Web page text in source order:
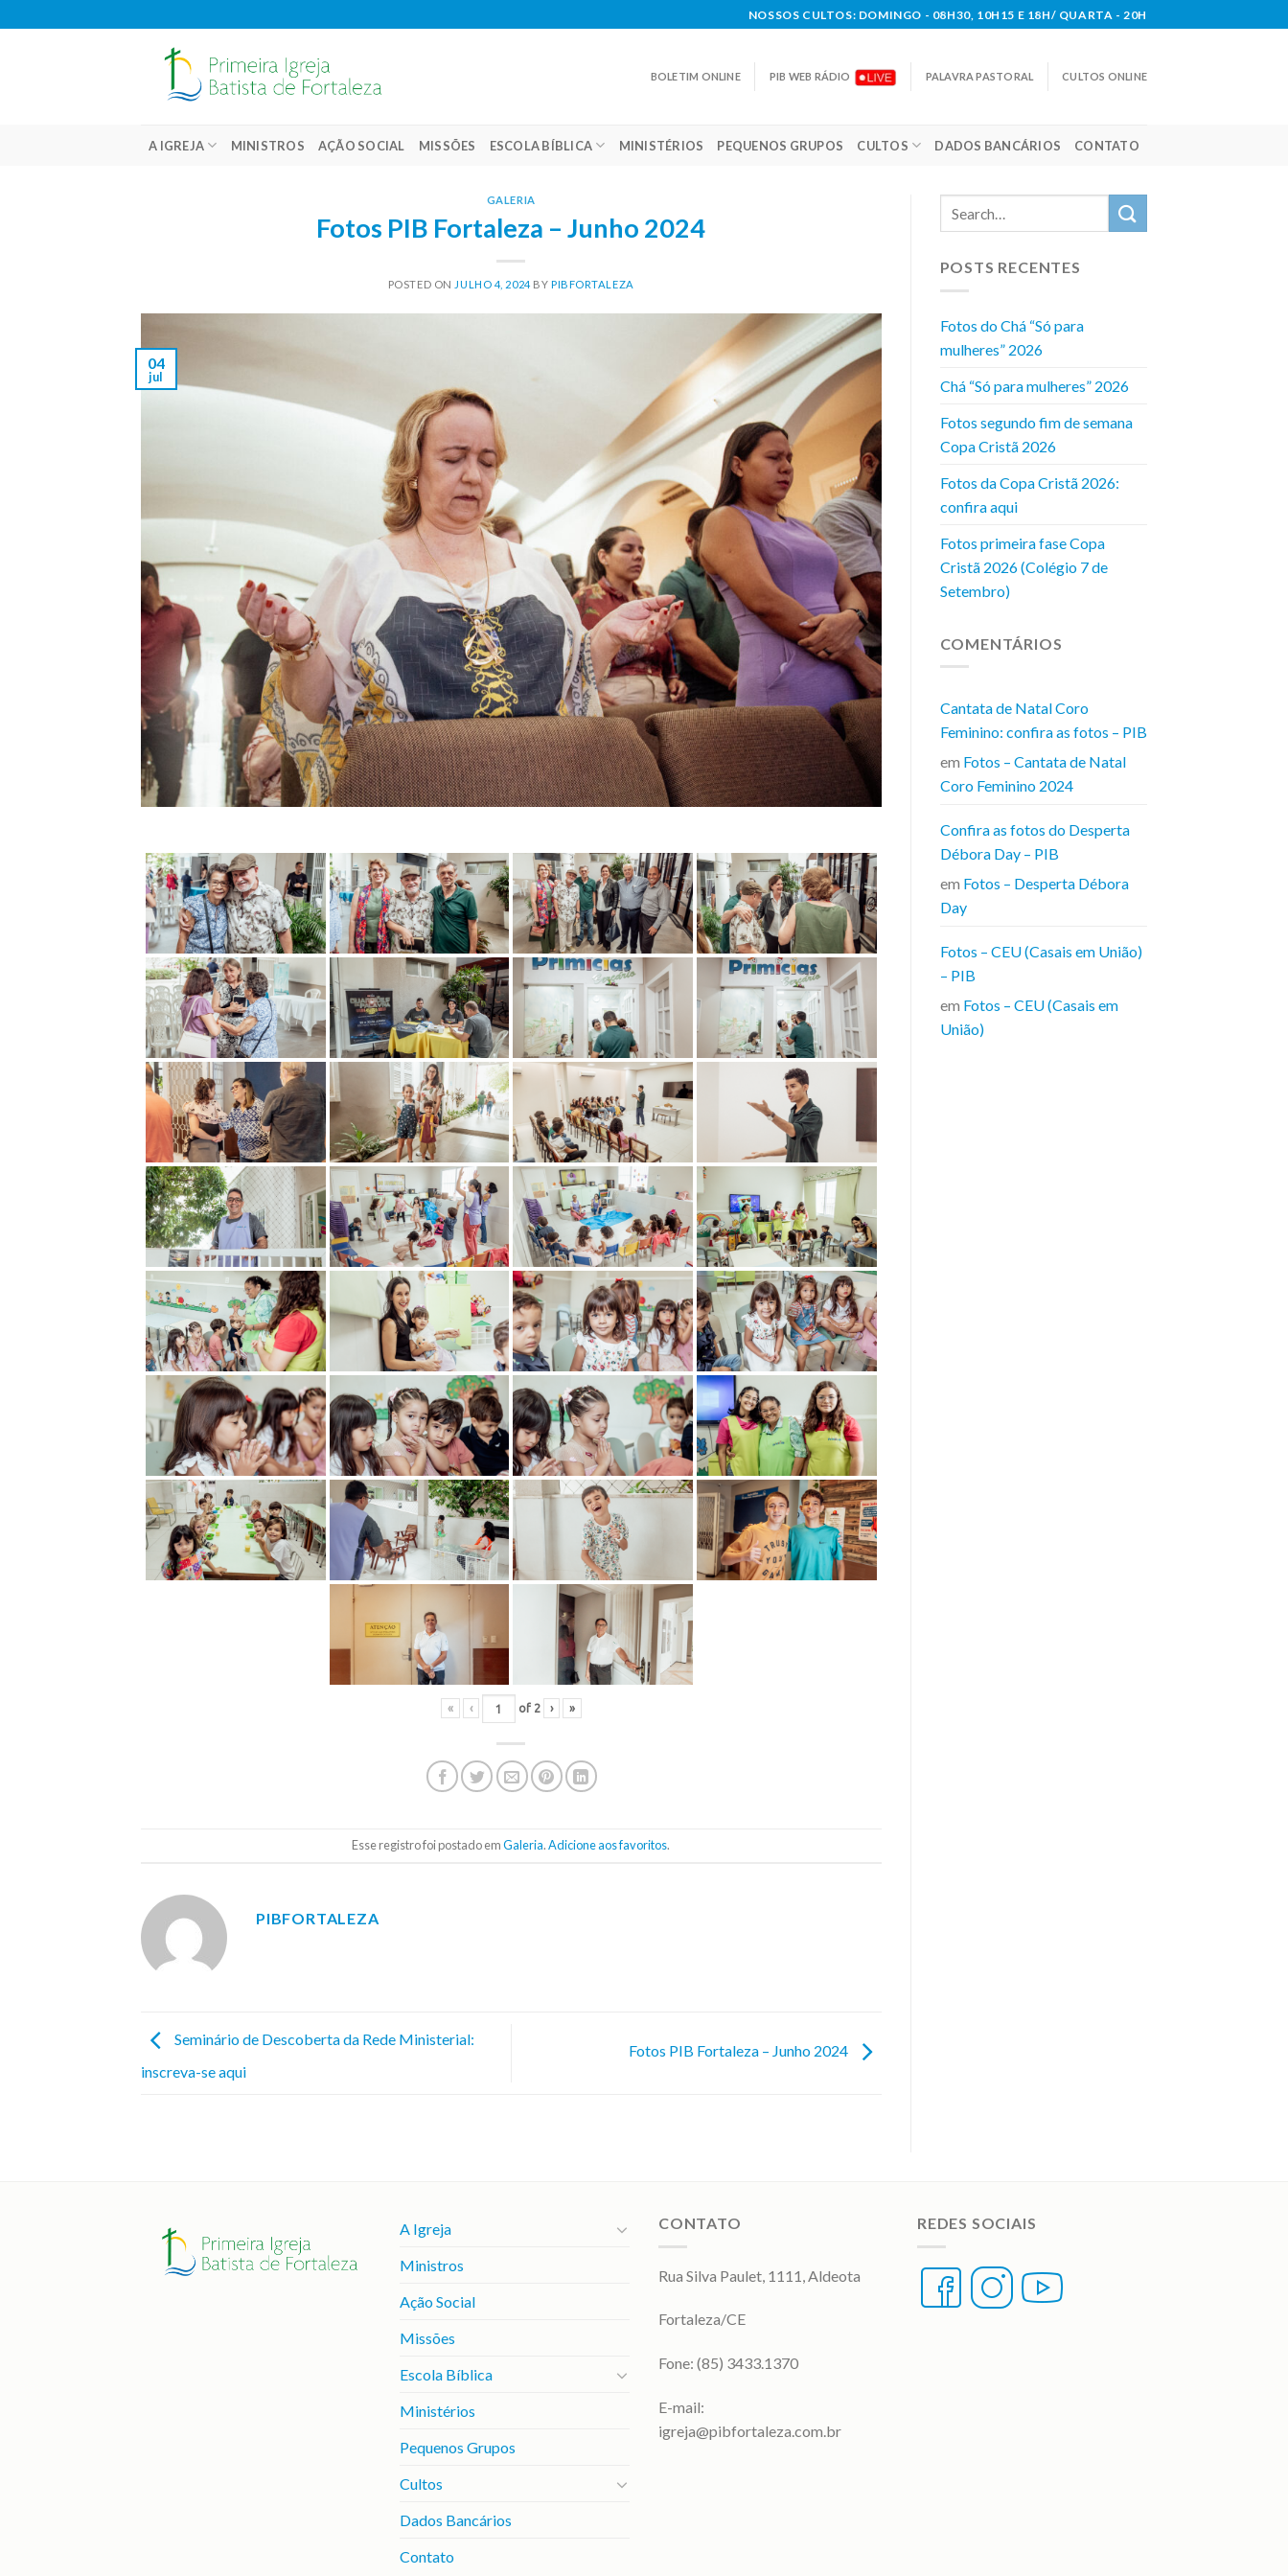
to
NOSSOS CULTOS: DOMINGO - 08H30, 10H15 E 18H/ QUARTA - 20H
BOLETIM ONLINE PIB WEB RÁDIO PALAVRA PASTORAL CULTOS ONLINE
A IGREJA MINISTROS AÇÃO SOCIAL MISSÕES ESCOLA BÍBLICA MINISTÉRIOS PEQUENOS GRUPOS CULTOS DADOS BANCÁRIOS CONTATO
GALERIA
Fotos PIB Fortaleza – Junho 2024
POSTED ON JULHO 4, 2024BY PIBFORTALEZA
04
jul
« ‹ of 2 › »
Esse registro foi postado emGaleria.Adicione aos favoritos.
PIBFORTALEZA
Seminário de Descoberta da Rede Ministerial:
inscreva-se aqui
Fotos PIB Fortaleza – Junho 2024
POSTS RECENTES
Fotos do Chá “Só para
mulheres” 2026
Chá “Só para mulheres” 2026
Fotos segundo fim de semana
Copa Cristã 2026
Fotos da Copa Cristã 2026:
confira aqui
Fotos primeira fase Copa
Cristã 2026 (Colégio 7 de
Setembro)
COMENTÁRIOS
Cantata de Natal Coro
Feminino: confira as fotos – PIB
em Fotos – Cantata de Natal
Coro Feminino 2024
Confira as fotos do Desperta
Débora Day – PIB
em Fotos – Desperta Débora
Day
Fotos – CEU (Casais em União)
– PIB
em Fotos – CEU (Casais em
União)
A Igreja
Ministros
Ação Social
Missões
Escola Bíblica
Ministérios
Pequenos Grupos
Cultos
Dados Bancários
Contato
CONTATO
Rua Silva Paulet, 1111, Aldeota
Fortaleza/CE
Fone: (85) 3433.1370
E-mail:
igreja@pibfortaleza.com.br
REDES SOCIAIS